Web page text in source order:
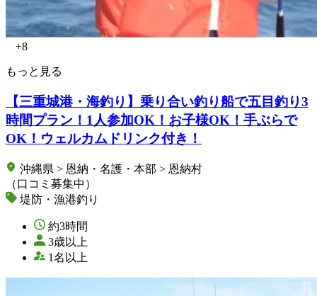
+8
もっと見る
【三重城港・海釣り】乗り合い釣り船で五目釣り3
時間プラン！1人参加OK！お子様OK！手ぶらで
OK！ウェルカムドリンク付き！
沖縄県 > 恩納・名護・本部 > 恩納村
（口コミ募集中）
堤防・漁港釣り
約3時間
3歳以上
1名以上